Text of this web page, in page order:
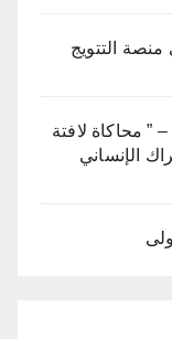
التتويج
– ” محاكاة لافتة
الإنساني